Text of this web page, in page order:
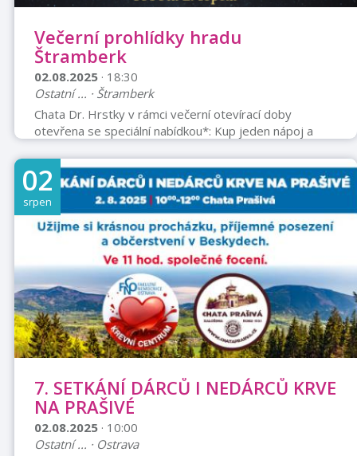
Večerní prohlídky hradu
Štramberk
02.08.2025 · 18:30
Ostatní ... · Štramberk
Chata Dr. Hrstky v rámci večerní otevírací doby
otevřena se speciální nabídkou*: Kup jeden nápoj a
vstupenky na Trúbu v rámci večerní prohlídky. Adresa
místa konání Hrad Štramberk, Štramberk 77,
Štramberk, 74266 Cena Plné vstupné: 100 Kč Snížené
vstupné: 50 Kč Rodinné vstupné: 250 Kč Děti do 6 let a
doprovod držitelů průkazu ZTPP - zdarma. Členové
Klubu českých turistů 50% sleva.
02
srpen
7. SETKÁNÍ DÁRCŮ I NEDÁRCŮ KRVE
NA PRAŠIVÉ
02.08.2025 · 10:00
Ostatní ... · Ostrava